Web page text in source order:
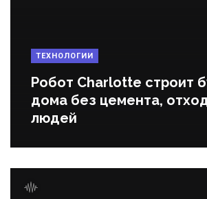
ТЕХНОЛОГИИ
Робот Charlotte строит
дома без цемента,
людей